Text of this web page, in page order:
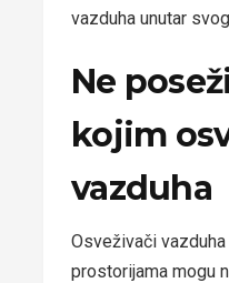
vazduha unutar
Ne
kojim
vazduha
Osveživači
prostorijama mogu